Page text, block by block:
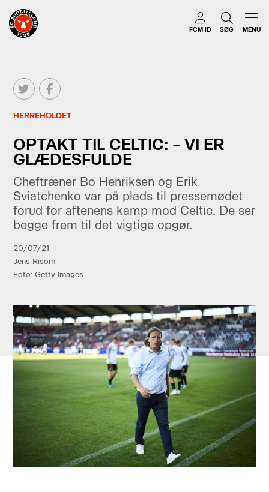
FCM ID SØG MENU
HERREHOLDET
OPTAKT TIL CELTIC: – VI ER
GLÆDESFULDE
Cheftræner Bo Henriksen og Erik
Sviatchenko var på plads til pressemødet
forud for aftenens kamp mod Celtic. De ser
begge frem til det vigtige opgør.
20/07/21
Jens Risom
Foto: Getty Images